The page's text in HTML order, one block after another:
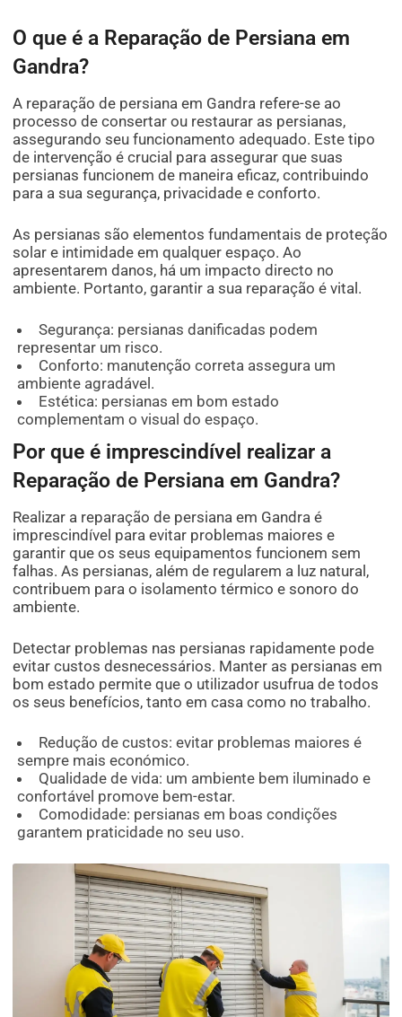
O que é a Reparação de Persiana em
Gandra?
A reparação de persiana em Gandra refere-se ao
processo de consertar ou restaurar as persianas,
assegurando seu funcionamento adequado. Este tipo
de intervenção é crucial para assegurar que suas
persianas funcionem de maneira eficaz, contribuindo
para a sua segurança, privacidade e conforto.
As persianas são elementos fundamentais de proteção
solar e intimidade em qualquer espaço. Ao
apresentarem danos, há um impacto directo no
ambiente. Portanto, garantir a sua reparação é vital.
Segurança: persianas danificadas podem
representar um risco.
Conforto: manutenção correta assegura um
ambiente agradável.
Estética: persianas em bom estado
complementam o visual do espaço.
Por que é imprescindível realizar a
Reparação de Persiana em Gandra?
Realizar a reparação de persiana em Gandra é
imprescindível para evitar problemas maiores e
garantir que os seus equipamentos funcionem sem
falhas. As persianas, além de regularem a luz natural,
contribuem para o isolamento térmico e sonoro do
ambiente.
Detectar problemas nas persianas rapidamente pode
evitar custos desnecessários. Manter as persianas em
bom estado permite que o utilizador usufrua de todos
os seus benefícios, tanto em casa como no trabalho.
Redução de custos: evitar problemas maiores é
sempre mais económico.
Qualidade de vida: um ambiente bem iluminado e
confortável promove bem-estar.
Comodidade: persianas em boas condições
garantem praticidade no seu uso.